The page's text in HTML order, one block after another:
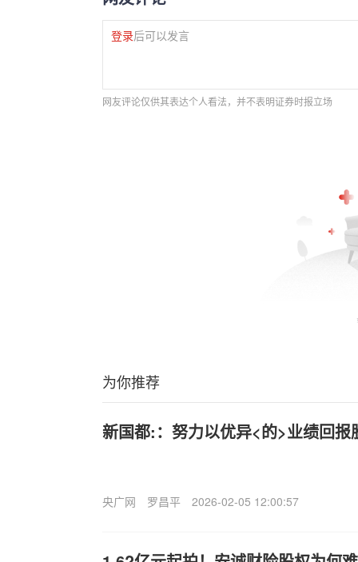
登录后可以发言
网友评论仅供其表达个人看法，并不表明证券时报立场
为你推荐
新国都:：努力以优异<的>业绩回报
央广网 罗昌平 2026-02-05 12:00:57